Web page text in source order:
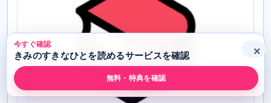
今すぐ確認
きみのすきなひとを読めるサービスを確認
無料・特典を確認
×